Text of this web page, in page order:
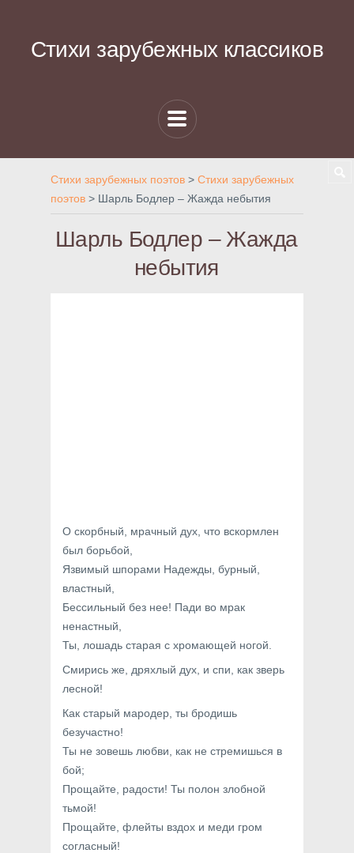
Стихи зарубежных классиков
Стихи зарубежных поэтов > Стихи зарубежных
поэтов > Шарль Бодлер – Жажда небытия
Шарль Бодлер – Жажда
небытия
О скорбный, мрачный дух, что вскормлен
был борьбой,
Язвимый шпорами Надежды, бурный,
властный,
Бессильный без нее! Пади во мрак
ненастный,
Ты, лошадь старая с хромающей ногой.
Смирись же, дряхлый дух, и спи, как зверь
лесной!
Как старый мародер, ты бродишь
безучастно!
Ты не зовешь любви, как не стремишься в
бой;
Прощайте, радости! Ты полон злобной
тьмой!
Прощайте, флейты вздох и меди гром
согласный!